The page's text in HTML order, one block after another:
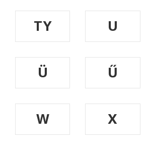
TY U
Ü
Ű
W
X